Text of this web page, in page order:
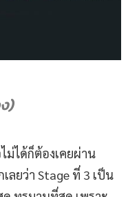
)
ม่ได้ก็ต้องเคยผ่าน
ลยว่า Stage ที่ 3 เป็น